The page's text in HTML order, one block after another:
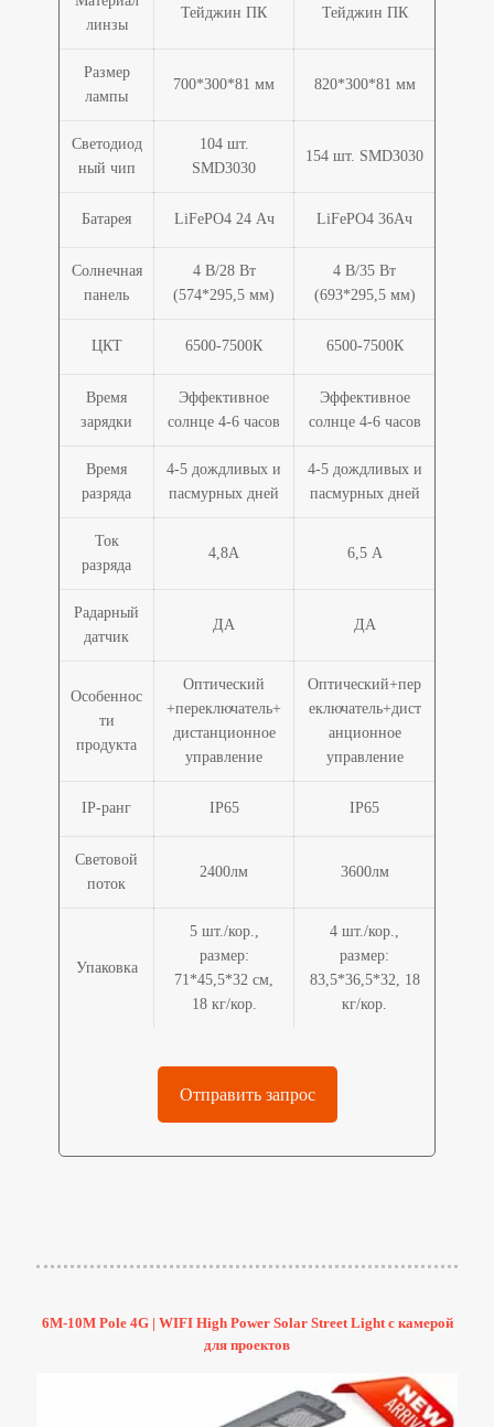
линзы
Тейджин ПК Тейджин ПК
Размер
лампы
700*300*81 мм 820*300*81 мм
Светодиод
ный чип
104 шт.
SMD3030
154 шт. SMD3030
Батарея LiFePO4 24 Ач LiFePO4 36Ач
Солнечная
панель
4 В/28 Вт
(574*295,5 мм)
4 В/35 Вт
(693*295,5 мм)
ЦКТ 6500-7500К 6500-7500К
Время
зарядки
Эффективное
солнце 4-6 часов
Эффективное
солнце 4-6 часов
Время
разряда
4-5 дождливых и
пасмурных дней
4-5 дождливых и
пасмурных дней
Ток
разряда
4,8А 6,5 А
Радарный
датчик
ДА ДА
Особеннос
ти
продукта
Оптический
+переключатель+
дистанционное
управление
Оптический+пер
еключатель+дист
анционное
управление
IP-ранг IP65 IP65
Световой
поток
2400лм 3600лм
Упаковка
5 шт./кор.,
размер:
71*45,5*32 см,
18 кг/кор.
4 шт./кор.,
размер:
83,5*36,5*32, 18
кг/кор.
Отправить запрос
6M-10M Pole 4G | WIFI High Power Solar Street Light с камерой
для проектов